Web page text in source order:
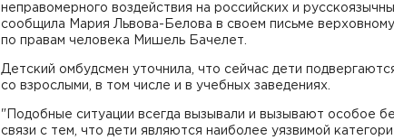
неправомерного воздействия на российских и
сообщила Мария Львова-Белова в своем письме
по правам человека Мишель Бачелет.
Детский омбудсмен уточнила, что сейчас дети
со взрослыми, в том числе и в учебных заведениях.
"Подобные ситуации всегда вызывали и вызывают особое
связи с тем, что дети являются наиболее уязвимой